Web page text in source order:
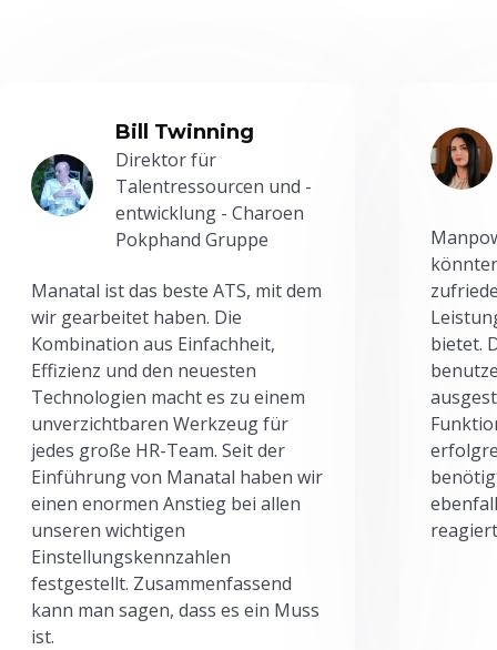
Bill Twinning
Direktor für
Talentressourcen und -
entwicklung - Charoen
Pokphand Gruppe
Manatal ist das beste ATS, mit dem
wir gearbeitet haben. Die
Kombination aus Einfachheit,
Effizienz und den neuesten
Technologien macht es zu einem
unverzichtbaren Werkzeug für
jedes große HR-Team. Seit der
Einführung von Manatal haben wir
einen enormen Anstieg bei allen
unseren wichtigen
Einstellungskennzahlen
festgestellt. Zusammenfassend
kann man sagen, dass es ein Muss
ist.
bietet.